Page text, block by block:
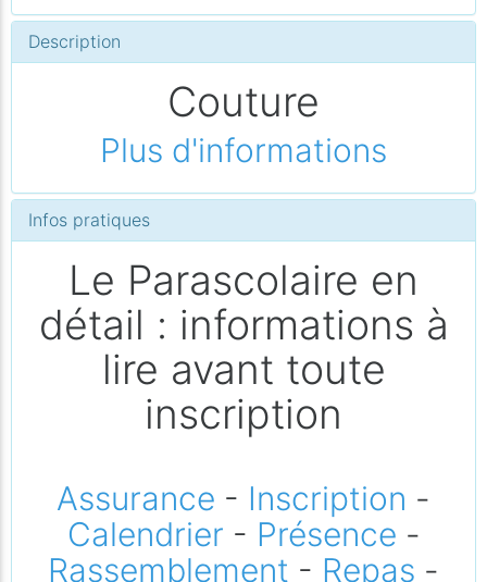
Description
Couture
Plus d'informations
Infos pratiques
Le Parascolaire en
détail : informations à
lire avant toute
inscription
Assurance - Inscription -
Calendrier - Présence -
Rassemblement - Repas -